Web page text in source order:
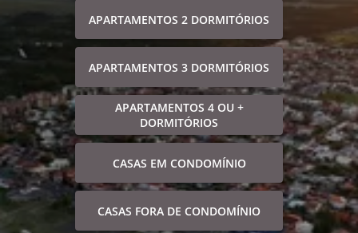
APARTAMENTOS 2 DORMITÓRIOS
APARTAMENTOS 3 DORMITÓRIOS
APARTAMENTOS 4 OU +
DORMITÓRIOS
CASAS EM CONDOMÍNIO
CASAS FORA DE CONDOMÍNIO